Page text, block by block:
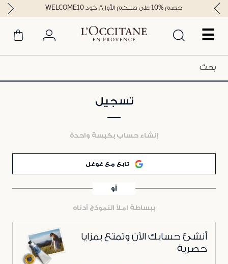
☰
خصم %10 على طلبكم الأول*، كود WELCOME10
تسجيل
إنشاء حساب بكبسة واحدة
تابع مع غوغل
أو
ببساطة املأ النموذج أدناه
أنشئ حسابك الآن وتمتع بمزايا
حصرية